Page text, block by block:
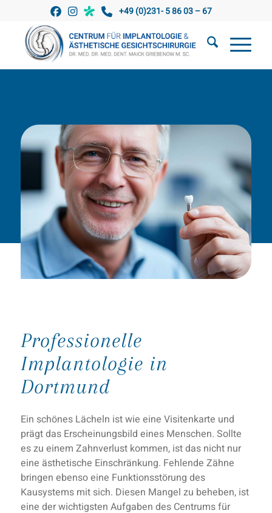
+49 (0)231- 5 86 03 – 67
Professionelle
Implantologie in
Dortmund
Ein schönes Lächeln ist wie eine Visitenkarte und
prägt das Erscheinungsbild eines Menschen. Sollte
es zu einem Zahnverlust kommen, ist das nicht nur
eine ästhetische Einschränkung. Fehlende Zähne
bringen ebenso eine Funktionsstörung des
Kausystems mit sich. Diesen Mangel zu beheben, ist
eine der wichtigsten Aufgaben des Centrums für